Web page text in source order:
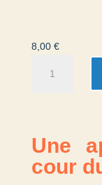
8,00 €
Une
cour